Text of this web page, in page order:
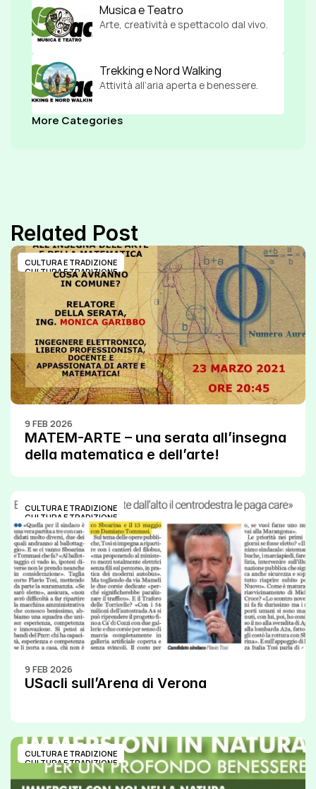
Musica e Teatro
Arte, creatività e spettacolo dal vivo.
Trekking e Nord Walking
Attività all’aria aperta e benessere.
More Categories
Related Post
CULTURA E TRADIZIONE
CULTURA E TRADIZIONE
9 FEB 2026
MATEM-ARTE – una serata all’insegna
della matematica e dell’arte!
CULTURA E TRADIZIONE
CULTURA E TRADIZIONE
9 FEB 2026
USacli sull’Arena di Verona
CULTURA E TRADIZIONE
CULTURA E TRADIZIONE